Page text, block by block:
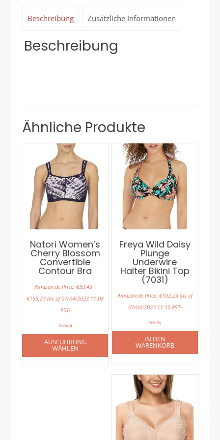
Beschreibung Zusätzliche Informationen
Beschreibung
Ähnliche Produkte
Natori Women’s
Cherry Blossom
Convertible
Contour Bra
Amazon.de Price: €59,49–
€155,23 (as of 07/04/2023 11:08
PST-
Details)
AUSFÜHRUNG
WÄHLEN
Freya Wild Daisy
Plunge
Underwire
Halter Bikini Top
(7031)
Amazon.de Price: €102,23(as of
07/04/2023 11:10 PST-
Details)
IN DEN
WARENKORB